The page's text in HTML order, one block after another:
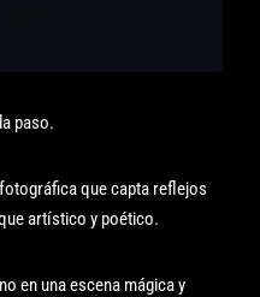
paso.
que capta reflejos
artístico y poético.
en una escena mágica y